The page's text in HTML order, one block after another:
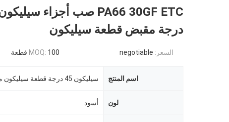
درجة مقبض قطعة سيليكون
السعر: negotiable
MOQ: 100 قطعة
اسم المنتج
لون أسود